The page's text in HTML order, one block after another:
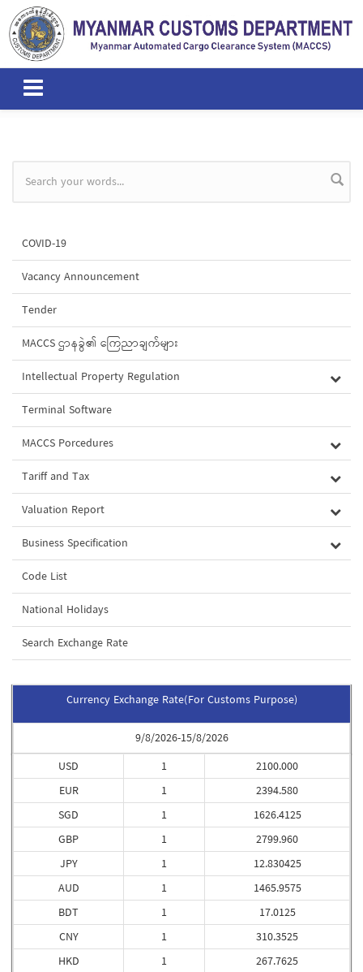
Skip to main content
Search form
COVID-19
Vacancy Announcement
Tender
MACCS ဌာနခွဲ၏ ကြေညာချက်များ
Intellectual Property Regulation
Terminal Software
MACCS Porcedures
Tariff and Tax
Valuation Report
Business Specification
Code List
National Holidays
Search Exchange Rate
Currency Exchange Rate(For Customs Purpose)
9/8/2026-15/8/2026
USD
EUR
SGD
GBP
JPY
AUD
BDT
CNY
HKD
1
1
1
1
1
1
1
1
1
2100.000
2394.580
1626.4125
2799.960
12.830425
1465.9575
17.0125
310.3525
267.7625